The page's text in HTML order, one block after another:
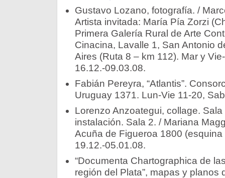
Gustavo Lozano, fotografía. /
Artista invitada: María Pía Zorzi
Primera Galería Rural de Arte
Cinacina, Lavalle 1, San Antonio
Aires (Ruta 8 – km 112). Mar y
16.12.-09.03.08.
Fabián Pereyra, “Atlantis”.
Uruguay 1371. Lun-Vie 11-20,
Lorenzo Anzoategui, collage.
instalación. Sala 2. / Mariana
Acuña de Figueroa 1800
19.12.-05.01.08.
“Documenta Chartographica de
región del Plata”, mapas y planos